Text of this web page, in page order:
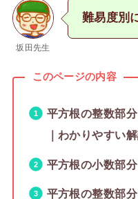
坂田先生
難易度別
このページの内容
平方根の整数部
｜わかりやすい
平方根の小数部
平方根の整数部